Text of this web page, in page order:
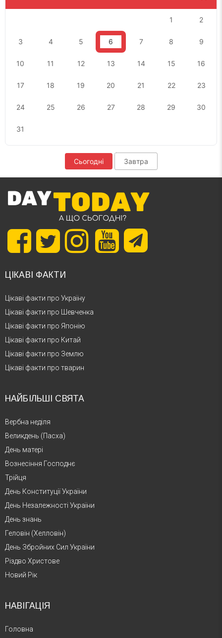
1 2
3 4 5 6 7 8 9
10 11 12 13 14 15 16
17 18 19 20 21 22 23
24 25 26 27 28 29 30
31
Сьогодні Завтра
ЦІКАВІ ФАКТИ
Цікаві факти про Україну
Цікаві факти про Шевченка
Цікаві факти про Японію
Цікаві факти про Китай
Цікаві факти про Землю
Цікаві факти про тварин
НАЙБІЛЬШІ СВЯТА
Вербна неділя
Великдень (Пасха)
День матері
Вознесіння Господнє
Трійця
День Конституції України
День Незалежності України
День знань
Геловін (Хелловін)
День Збройних Сил України
Різдво Христове
Новий Рік
НАВІГАЦІЯ
Головна